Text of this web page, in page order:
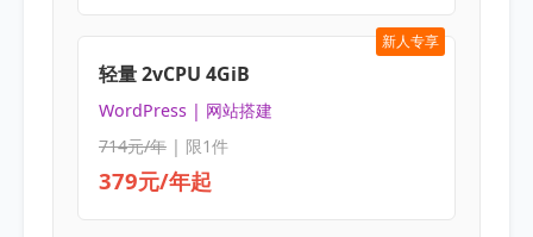
新人专享
轻量 2vCPU 4GiB
WordPress | 网站搭建
714元/年| 限1件
379元/年起